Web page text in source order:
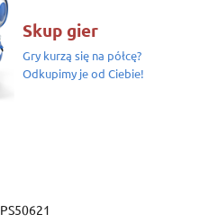
Skup gier
Gry kurzą się na półcę?
Odkupimy je od Ciebie!
PS50621